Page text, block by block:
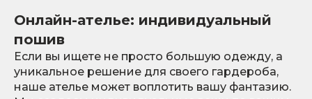
Онлайн-ателье: индивидуальный
пошив
Если вы ищете не просто большую одежду, а
уникальное решение для своего гардероба,
наше ателье может воплотить вашу фантазию.